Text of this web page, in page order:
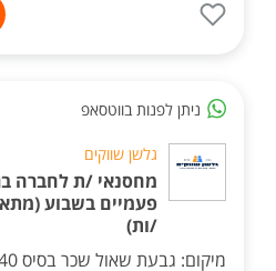
ניתן לפנות בווטסאפ
גלשן שווקים
מחסנאי /ת לחברה
פעמיים בשבוע
/ות)